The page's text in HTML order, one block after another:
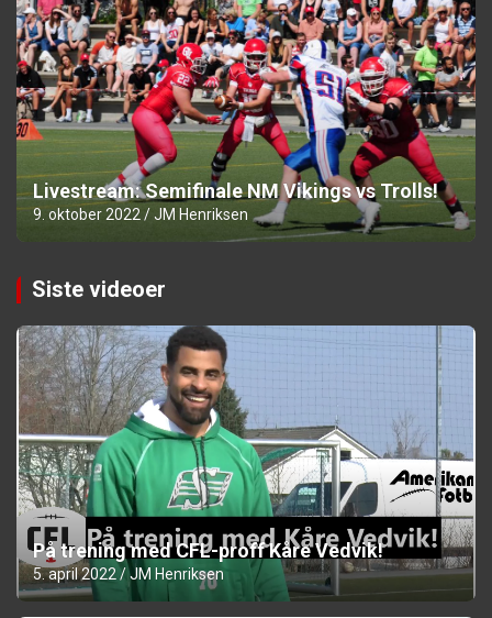
Livestream: Semifinale NM Vikings vs Trolls!
9. oktober 2022 JM Henriksen
Siste videoer
På trening med CFL-proff Kåre Vedvik!
5. april 2022 JM Henriksen